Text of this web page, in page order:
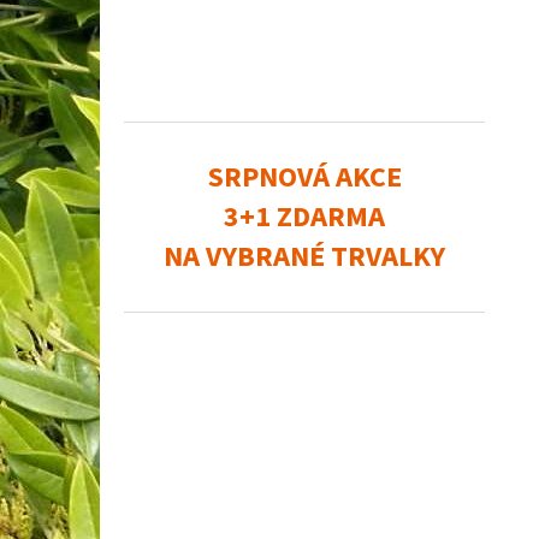
SRPNOVÁ AKCE
3+1 ZDARMA
NA VYBRANÉ TRVALKY